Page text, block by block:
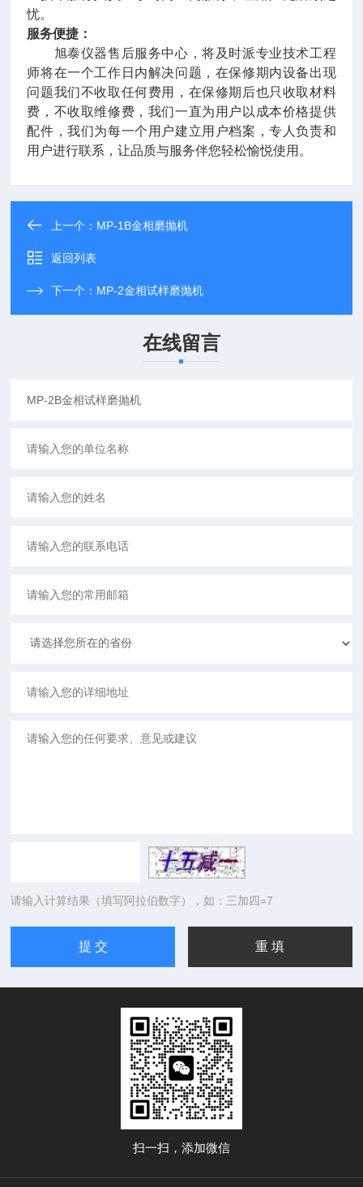
忧。
服务便捷：
旭泰仪器售后服务中心，将及时派专业技术工程
师将在一个工作日内解决问题，在保修期内设备出现
问题我们不收取任何费用，在保修期后也只收取材料
费，不收取维修费，我们一直为用户以成本价格提供
配件，我们为每一个用户建立用户档案，专人负责和
用户进行联系，让品质与服务伴您轻松愉悦使用。
上一个： MP-1B金相磨抛机
返回列表
下一个： MP-2金相试样磨抛机
在线留言
请输入计算结果（填写阿拉伯数字），如：三加四=7
扫一扫，添加微信